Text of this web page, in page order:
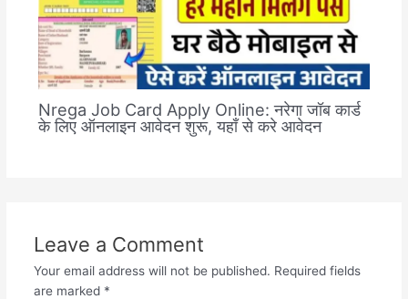
Nrega Job Card Apply Online: नरेगा जॉब कार्ड
के लिए ऑनलाइन आवेदन शुरू, यहाँ से करे आवेदन
Leave a Comment
Your email address will not be published. Required fields
are marked *